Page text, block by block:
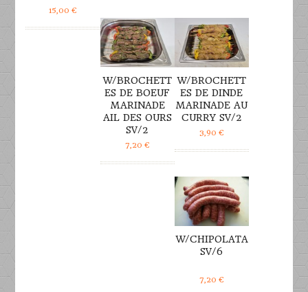
15,00€
W/BROCHETT
ES DE BOEUF
MARINADE
AIL DES OURS
SV/2
7,20 €
W/BROCHETT
ES DE DINDE
MARINADE AU
CURRY SV/2
3,90 €
W/CHIPOLATA
SV/6
7,20 €